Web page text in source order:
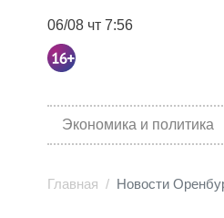
06/08 чт 7:56
category menu
Экономика и политика
Главная Новости